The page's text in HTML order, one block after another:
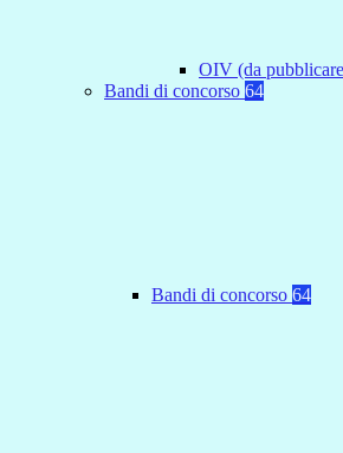
OIV (da
Bandi di concorso 64
Bandi di concorso 64